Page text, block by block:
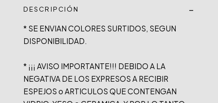
DESCRIPCIÓN
* SE ENVIAN COLORES SURTIDOS, SEGUN
DISPONIBILIDAD.
* ¡¡¡ AVISO IMPORTANTE!!! DEBIDO A LA
NEGATIVA DE LOS EXPRESOS A RECIBIR
ESPEJOS o ARTICULOS QUE CONTENGAN